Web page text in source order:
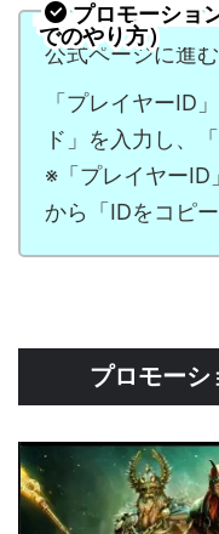
プロモーショ
でのやり方）
公式ページに進
「プレイヤーID
ド」を入力し、
※「プレイヤーID
から「IDをコピ
プロモーシ